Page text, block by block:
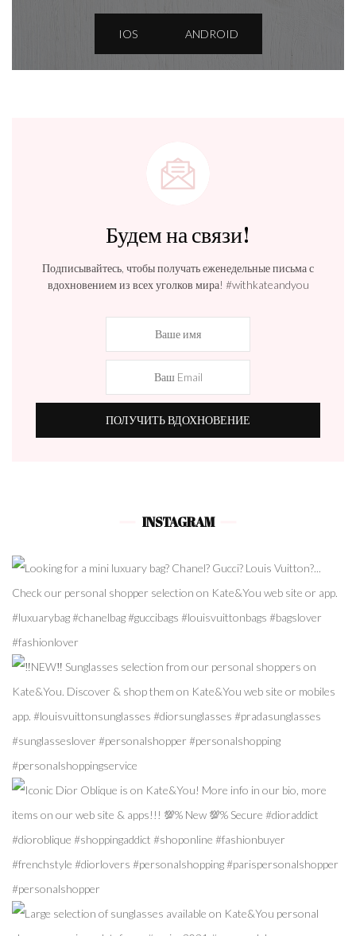
IOS ANDROID
Будем на связи!
Подписывайтесь, чтобы получать еженедельные письма с
вдохновением из всех уголков мира! #withkateandyou
INSTAGRAM